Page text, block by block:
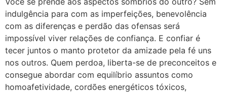
indulgência para com as imperfeições, benevolência
com as diferenças e perdão das ofensas será
impossível viver relações de confiança. E confiar é
tecer juntos o manto protetor da amizade pela fé uns
nos outros. Quem perdoa, liberta-se de preconceitos e
consegue abordar com equilíbrio assuntos como
homoafetividade, cordões energéticos tóxicos,